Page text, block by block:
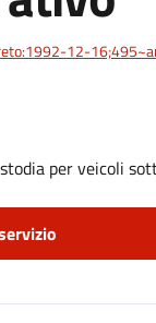
12-
per veicoli